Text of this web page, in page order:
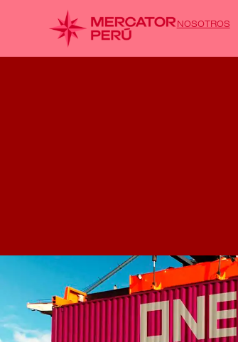
NOSOTROS